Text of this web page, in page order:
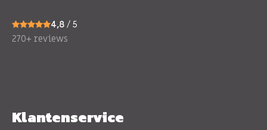
4,8 / 5
270+ reviews
Klantenservice